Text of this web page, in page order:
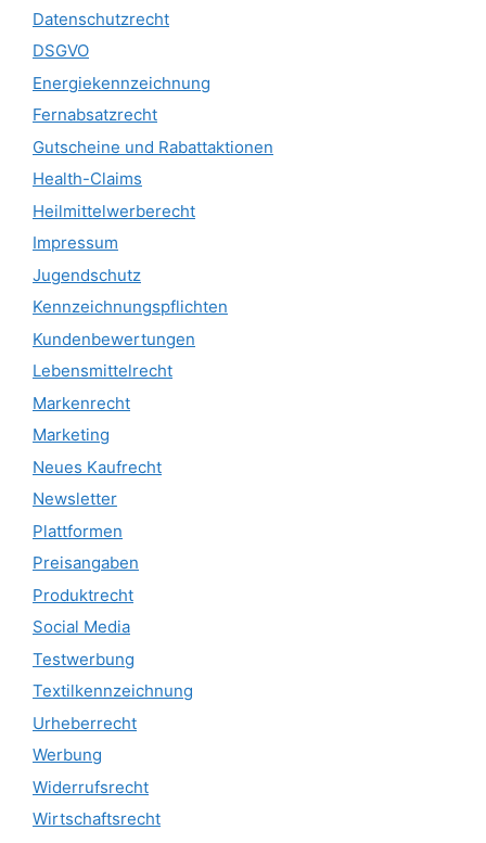
Datenschutzrecht
DSGVO
Energiekennzeichnung
Fernabsatzrecht
Gutscheine und Rabattaktionen
Health-Claims
Heilmittelwerberecht
Impressum
Jugendschutz
Kennzeichnungspflichten
Kundenbewertungen
Lebensmittelrecht
Markenrecht
Marketing
Neues Kaufrecht
Newsletter
Plattformen
Preisangaben
Produktrecht
Social Media
Testwerbung
Textilkennzeichnung
Urheberrecht
Werbung
Widerrufsrecht
Wirtschaftsrecht